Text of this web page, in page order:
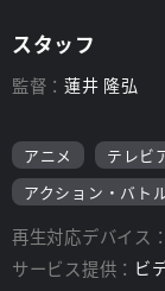
スタッフ
監督：蓮井 隆弘
アニメ
テレビ
アクション・バト
再生対応デバイス：
サービス提供： ビ